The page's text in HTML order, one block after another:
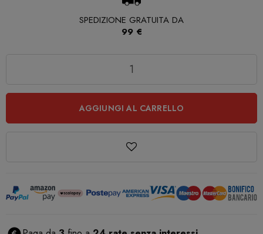
SPEDIZIONE GRATUITA DA
99 €
AGGIUNGI AL CARRELLO